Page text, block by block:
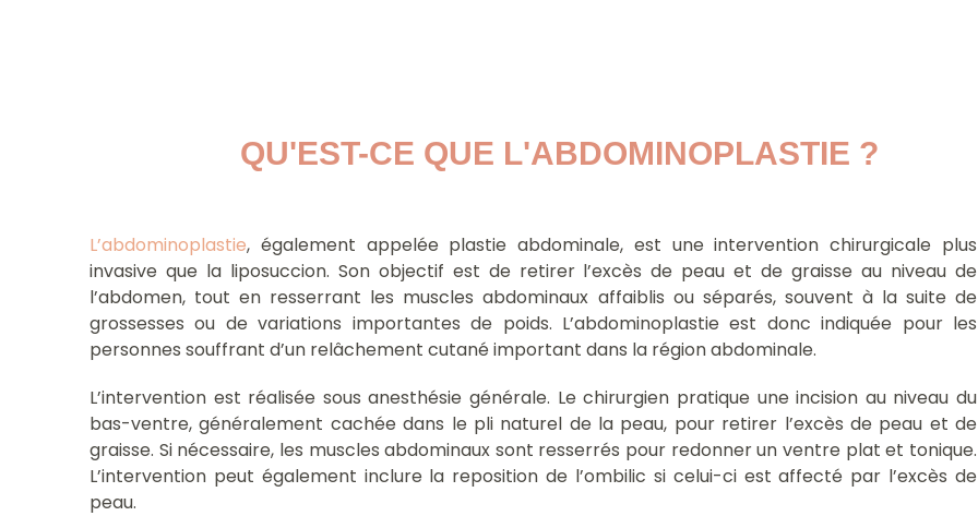
QU'EST-CE QUE L'ABDOMINOPLASTIE ?
L’abdominoplastie, également appelée plastie abdominale, est une intervention chirurgicale plus
invasive que la liposuccion. Son objectif est de retirer l’excès de peau et de graisse au niveau de
l’abdomen, tout en resserrant les muscles abdominaux affaiblis ou séparés, souvent à la suite de
grossesses ou de variations importantes de poids. L’abdominoplastie est donc indiquée pour les
personnes souffrant d’un relâchement cutané important dans la région abdominale.
L’intervention est réalisée sous anesthésie générale. Le chirurgien pratique une incision au niveau du
bas-ventre, généralement cachée dans le pli naturel de la peau, pour retirer l’excès de peau et de
graisse. Si nécessaire, les muscles abdominaux sont resserrés pour redonner un ventre plat et tonique.
L’intervention peut également inclure la reposition de l’ombilic si celui-ci est affecté par l’excès de
peau.